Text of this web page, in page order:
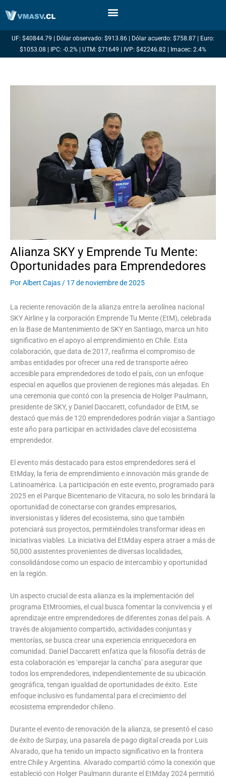
UF: $40844.79 | Dólar observado: $913.86 | Dólar acuerdo: $758.87 | Euro:
$1053.08 | IPC: -0.2% | UTM: $71649 | IVP: $42246.82 | Imacec: 2.4%
Alianza SKY y Emprende Tu Mente:
Oportunidades para Emprendedores
PorAlbert Cajas / 17 de noviembre de 2025
La reciente renovación de la alianza entre la aerolínea nacional
SKY Airline y la corporación Emprende Tu Mente (EtM), celebrada
en la Base de Mantenimiento de SKY en Santiago, marca un hito
significativo en el apoyo al emprendimiento en Chile. Esta
colaboración, que data de 2017, reafirma el compromiso de
ambas entidades por ofrecer una red de transporte aéreo
accesible para emprendedores de todo el país, con un enfoque
especial en aquellos que provienen de regiones más alejadas. En
una ceremonia que contó con la presencia de Holger Paulmann,
presidente de SKY, y Daniel Daccarett, cofundador de EtM, se
destacó que más de 120 emprendedores podrán viajar a Santiago
este año para participar en actividades clave del ecosistema
emprendedor.
El evento más destacado para estos emprendedores será el
EtMday, la feria de emprendimiento e innovación más grande de
Latinoamérica. La participación en este evento, programado para
2025 en el Parque Bicentenario de Vitacura, no solo les brindará la
oportunidad de conectarse con grandes empresarios,
inversionistas y líderes del ecosistema, sino que también
potenciará sus proyectos, permitiéndoles transformar ideas en
iniciativas viables. La iniciativa del EtMday espera atraer a más de
50,000 asistentes provenientes de diversas localidades,
consolidándose como un espacio de intercambio y oportunidad
en la región.
Un aspecto crucial de esta alianza es la implementación del
programa EtMroomies, el cual busca fomentar la convivencia y el
aprendizaje entre emprendedores de diferentes zonas del país. A
través de alojamiento compartido, actividades conjuntas y
mentorías, se busca crear una experiencia enriquecedora en
comunidad. Daniel Daccarett enfatiza que la filosofía detrás de
esta colaboración es ‘emparejar la cancha’ para asegurar que
todos los emprendedores, independientemente de su ubicación
geográfica, tengan igualdad de oportunidades de éxito. Este
enfoque inclusivo es fundamental para el crecimiento del
ecosistema emprendedor chileno.
Durante el evento de renovación de la alianza, se presentó el caso
de éxito de Surpay, una pasarela de pago digital creada por Luis
Alvarado, que ha tenido un impacto significativo en la frontera
entre Chile y Argentina. Alvarado compartió cómo la conexión que
estableció con Holger Paulmann durante el EtMday 2024 permitió